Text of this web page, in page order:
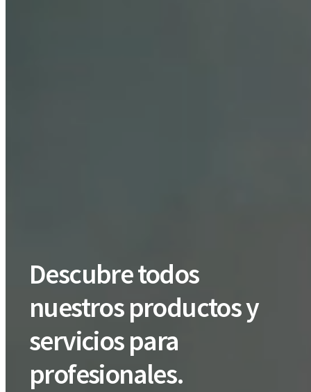
Descubre todos
nuestros productos y
servicios para
profesionales.